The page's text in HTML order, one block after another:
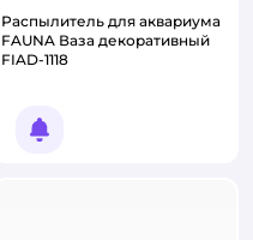
Распылитель для аквариума
FAUNA Ваза декоративный
FIAD-1118
Уведомить о появлении